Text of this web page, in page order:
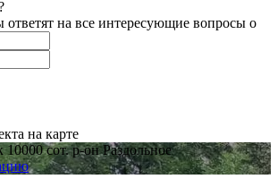
на все интересующие вопросы о
на карте
сот. р-он Раздольное